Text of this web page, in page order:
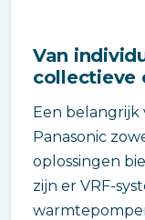
Van
collectieve
Een belangrijk
Panasonic
oplossingen
zijn er VRF-